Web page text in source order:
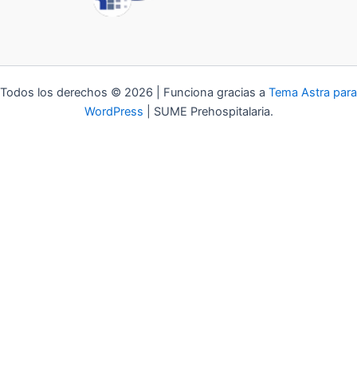
Todos los derechos © 2026 | Funciona gracias a Tema Astra para
WordPress | SUME Prehospitalaria.